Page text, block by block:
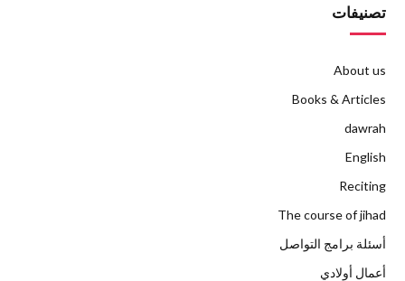
تصنيفات
About us
Books & Articles
dawrah
English
Reciting
The course of jihad
أسئلة برامج التواصل
أعمال أولادي